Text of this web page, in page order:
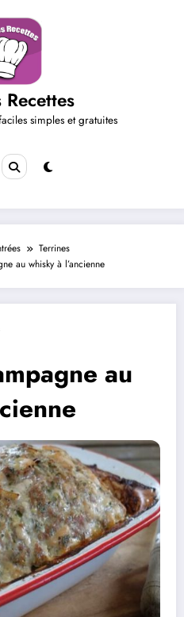
Recettes
simples et gratuites
Terrines
au whisky à l’ancienne
au